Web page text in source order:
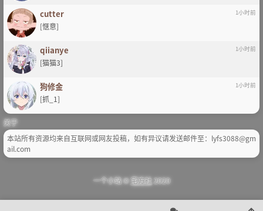
cutter 1小时前
[惬意]
qiianye 1小时前
[猫猫3]
狗修金 1小时前
[抓_1]
关于
本站所有资源均来自互联网或网友投稿，如有异议请发送邮件至：lyfs3088@gm
ail.com
一个小站 ©宅方社2020